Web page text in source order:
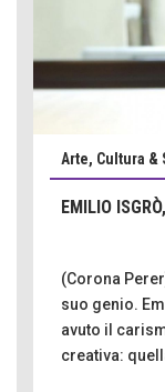
Arte, Cultura &
EMILIO
(Corona
suo genio.
avuto il
creativa: